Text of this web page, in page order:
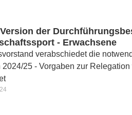
der
- Erwachsene
verabschiedet die
2024/25 - Vorgaben zur